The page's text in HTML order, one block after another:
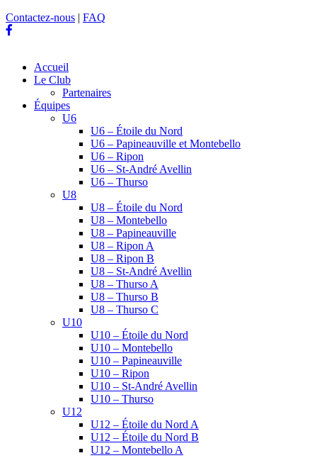
Contactez-nous | FAQ
Accueil
Le Club
Partenaires
Équipes
U6
U6 – Étoile du Nord
U6 – Papineauville et Montebello
U6 – Ripon
U6 – St-André Avellin
U6 – Thurso
U8
U8 – Étoile du Nord
U8 – Montebello
U8 – Papineauville
U8 – Ripon A
U8 – Ripon B
U8 – St-André Avellin
U8 – Thurso A
U8 – Thurso B
U8 – Thurso C
U10
U10 – Étoile du Nord
U10 – Montebello
U10 – Papineauville
U10 – Ripon
U10 – St-André Avellin
U10 – Thurso
U12
U12 – Étoile du Nord A
U12 – Étoile du Nord B
U12 – Montebello A